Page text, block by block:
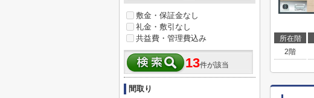
所在階
2階
敷金・保証金なし
礼金・敷引なし
共益費・管理費込み
13件が該当
間取り